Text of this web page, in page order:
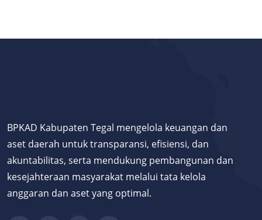
BPKAD Kabupaten Tegal mengelola keuangan dan
aset daerah untuk transparansi, efisiensi, dan
akuntabilitas, serta mendukung pembangunan dan
kesejahteraan masyarakat melalui tata kelola
anggaran dan aset yang optimal.